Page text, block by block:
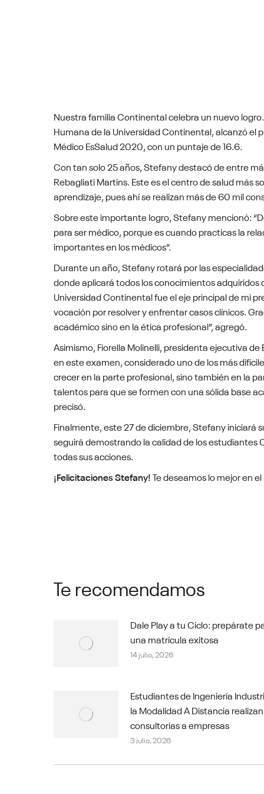
Nuestra familia Continental celebra un nuevo
Humana de la Universidad Continental, alcanzó el
Médico EsSalud 2020, con un puntaje de 16.6.
Con tan solo 25 años, Stefany destacó de entre
Rebagliati Martins. Este es el centro de salud más
aprendizaje, pues ahí se realizan más de 60 mil
Sobre este importante logro, Stefany mencionó:
para ser médico, porque es cuando practicas la
importantes en los médicos”.
Durante un año, Stefany rotará por las
donde aplicará todos los conocimientos adquiridos
Universidad Continental fue el eje principal de mi
vocación por resolver y enfrentar casos clínicos.
académico sino en la ética profesional”, agregó.
Asimismo, Fiorella Molinelli, presidenta ejecutiva
en este examen, considerado uno de los más
crecer en la parte profesional, sino también en la
talentos para que se formen con una sólida base
precisó.
Finalmente, este 27 de diciembre, Stefany iniciará
seguirá demostrando la calidad de los
todas sus acciones.
¡Felicitaciones Stefany!Te deseamos lo mejor en
Te recomendamos
Dale Play a tu Ciclo: prepárate
una matrícula exitosa
14 julio, 2026
Estudiantes de Ingeniería
la Modalidad A Distancia realizan
consultorías a empresas
3 julio, 2026